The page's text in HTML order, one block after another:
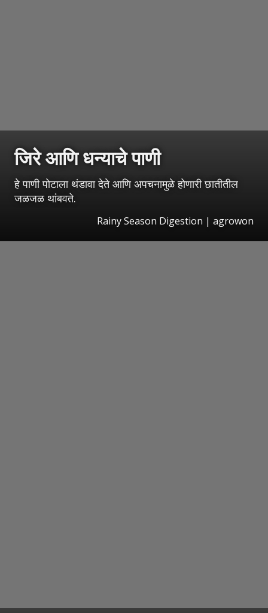
जिरे आणि धन्याचे पाणी
हे पाणी पोटाला थंडावा देते आणि अपचनामुळे होणारी छातीतील
जळजळ थांबवते.
Rainy Season Digestion | agrowon